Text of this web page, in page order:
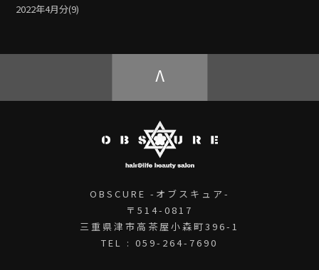
2022年4月分(9)
V
OBSCURE -オブスキュア-
〒514-0817
三重県津市高茶屋小森町396-1
TEL : 059-264-7690